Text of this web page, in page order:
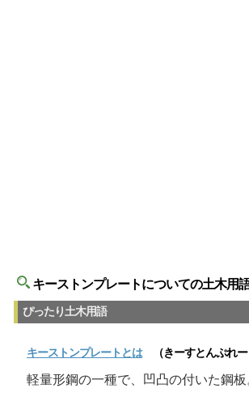
キーストンプレートについての土木用
ぴったり土木用語
キーストンプレート とは（きーすとんぷれー
軽量形鋼の一種で、凹凸の付いた鋼板